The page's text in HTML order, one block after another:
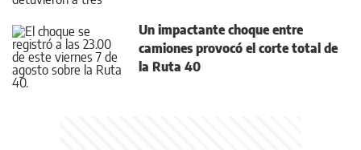
Un impactante choque entre
camiones provocó el corte total de
la Ruta 40